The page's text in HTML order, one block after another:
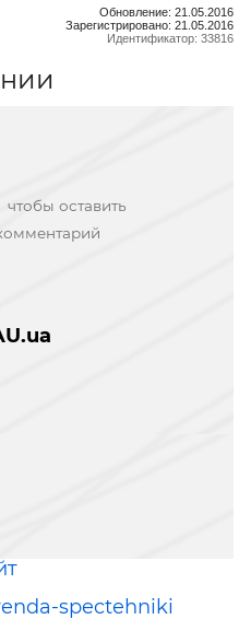
Обновление: 21.05.2016
Зарегистрировано: 21.05.2016
Идентификатор: 33816
чтобы оставить
spectehniki